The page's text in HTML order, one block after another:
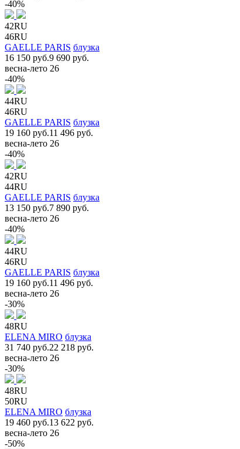
-40%
42RU
46RU
GAELLE PARIS блузка
16 150 руб.9 690 руб.
весна-лето 26
-40%
44RU
46RU
GAELLE PARIS блузка
19 160 руб.11 496 руб.
весна-лето 26
-40%
42RU
44RU
GAELLE PARIS блузка
13 150 руб.7 890 руб.
весна-лето 26
-40%
44RU
46RU
GAELLE PARIS блузка
19 160 руб.11 496 руб.
весна-лето 26
-30%
48RU
ELENA MIRO блузка
31 740 руб.22 218 руб.
весна-лето 26
-30%
48RU
50RU
ELENA MIRO блузка
19 460 руб.13 622 руб.
весна-лето 26
-50%